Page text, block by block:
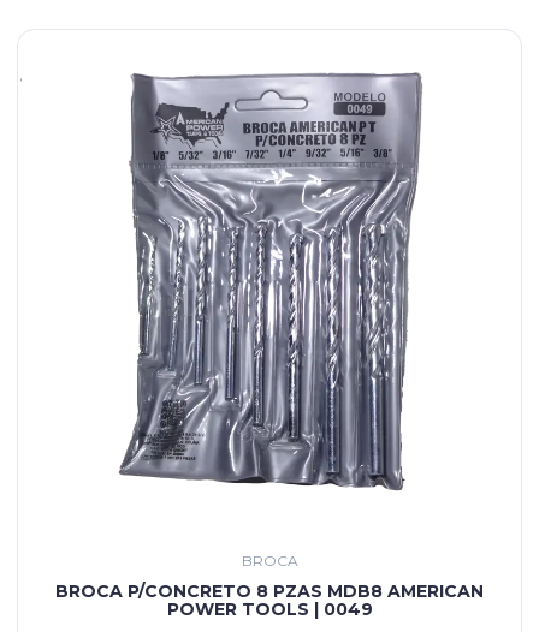
BROCA
BROCA P/CONCRETO 8 PZAS MDB8 AMERICAN
POWER TOOLS | 0049